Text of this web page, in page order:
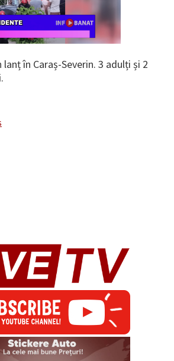
în Caraș-Severin. 3 adulți și 2